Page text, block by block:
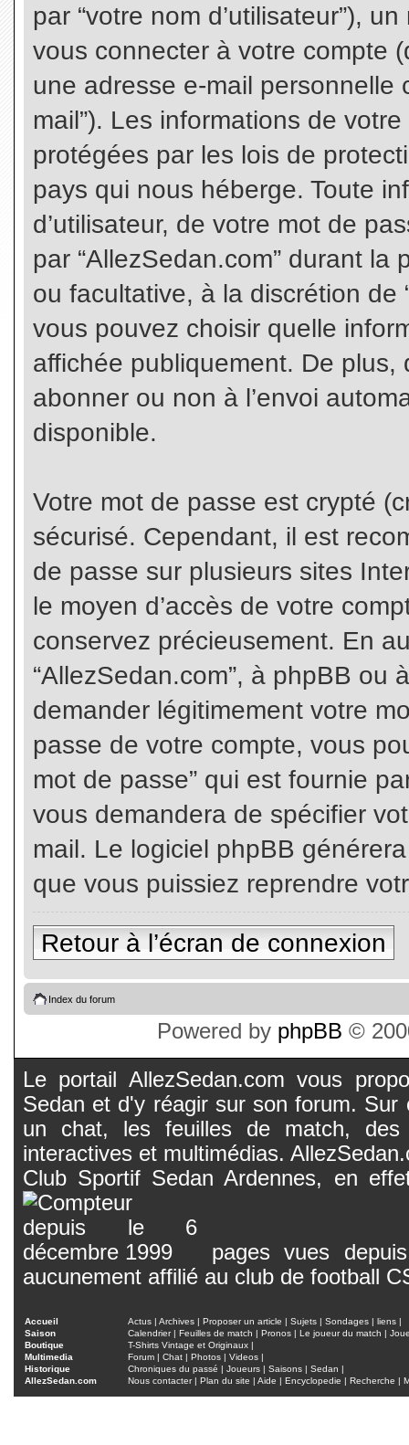
par “votre nom d’utilisateur”),
vous connecter à votre compte
une adresse e-mail personnelle
mail”). Les informations de
protégées par les lois de
pays qui nous héberge. Toute
d’utilisateur, de votre mot de
par “AllezSedan.com” durant la
ou facultative, à la discrétion de
vous pouvez choisir quelle
affichée publiquement. De plus,
abonner ou non à l’envoi
disponible.
Votre mot de passe est crypté
sécurisé. Cependant, il est
de passe sur plusieurs sites
le moyen d’accès de votre
conservez précieusement. En
“AllezSedan.com”, à phpBB ou
demander légitimement votre
passe de votre compte, vous
mot de passe” qui est fournie
vous demandera de spécifier
mail. Le logiciel phpBB
que vous puissiez reprendre
Retour à l’écran de connexion
Index du forum
Powered by phpBB ©
Le portail AllezSedan.com vous
Sedan et d'y réagir sur son forum.
un chat, les feuilles de match, des
interactives et multimédias.
Club Sportif Sedan Ardennes, en
pages vues
aucunement affilié au club de football
Accueil Actus | Archives | Proposer un article | Sujets | Sondages | liens |
Saison
Calendrier| Feuilles de match | Pronos | Le joueur du match |
Boutique
T-Shirts Vintage et Originaux |
Multimedia
Forum | Chat | Photos | Videos |
Historique
Chroniques du passé | Joueurs | Saisons | Sedan |
AllezSedan.com
Nous contacter| Plan du site | Aide | Encyclopedie | Recherche |